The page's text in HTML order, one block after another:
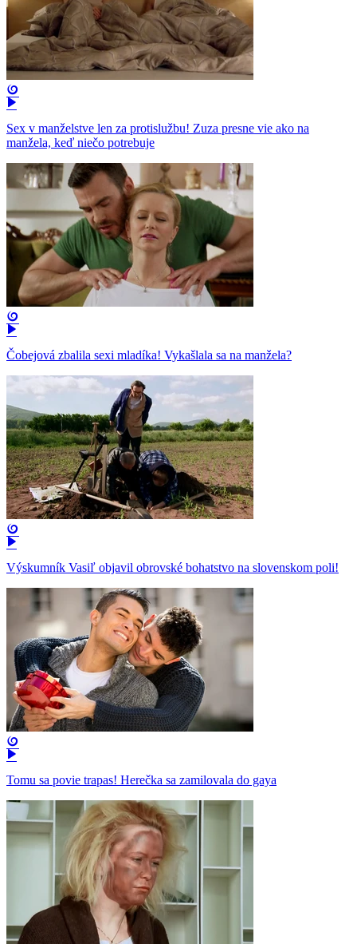
Sex v manželstve len za protislužbu! Zuza presne vie ako na
manžela, keď niečo potrebuje
Čobejová zbalila sexi mladíka! Vykašlala sa na manžela?
Výskumník Vasiľ objavil obrovské bohatstvo na slovenskom poli!
Tomu sa povie trapas! Herečka sa zamilovala do gaya